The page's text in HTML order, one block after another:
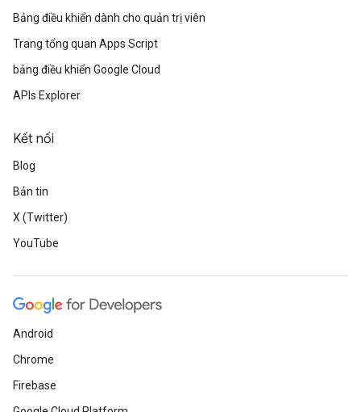
Bảng điều khiển dành cho quản trị viên
Trang tổng quan Apps Script
bảng điều khiển Google Cloud
APIs Explorer
Kết nối
Blog
Bản tin
X (Twitter)
YouTube
Android
Chrome
Firebase